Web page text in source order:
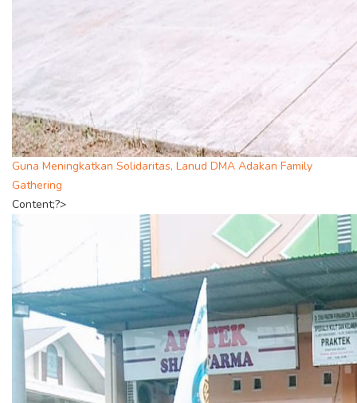
Guna Meningkatkan Solidaritas, Lanud DMA Adakan Family
Gathering
Content;?>